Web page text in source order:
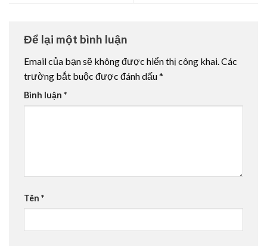
Để lại một bình luận
Email của bạn sẽ không được hiển thị công khai.Các
trường bắt buộc được đánh dấu*
Bình luận *
Tên *